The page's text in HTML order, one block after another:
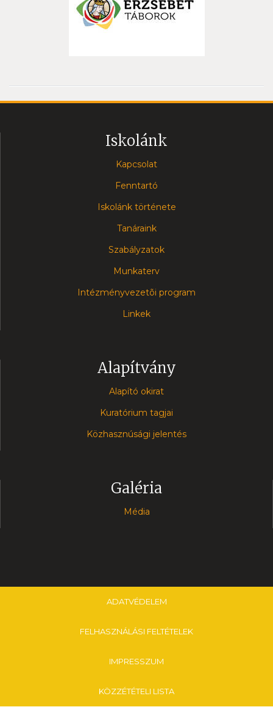
Iskolánk
Kapcsolat
Fenntartó
Iskolánk története
Tanáraink
Szabályzatok
Munkaterv
Intézményvezetõi program
Linkek
Alapítvány
Alapító okirat
Kuratórium tagjai
Közhasznúsági jelentés
Galéria
Média
ADATVÉDELEM
FELHASZNÁLÁSI FELTÉTELEK
IMPRESSZUM
KÖZZÉTÉTELI LISTA